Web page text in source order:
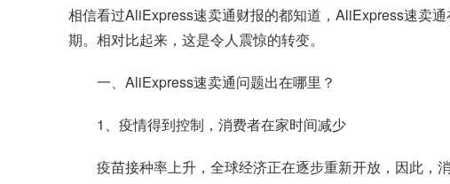
相信看过AliExpress速卖通财报的都知道，AliExpress速卖
期。相对比起来，这是令人震惊的转变。
一、AliExpress速卖通问题出在哪里？
1、疫情得到控制，消费者在家时间减少
疫苗接种率上升，全球经济正在逐步重新开放，因此，